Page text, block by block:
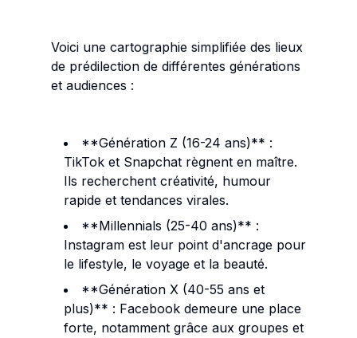
Voici une cartographie simplifiée des lieux
de prédilection de différentes générations
et audiences :
**Génération Z (16-24 ans)** :
TikTok et Snapchat règnent en maître.
Ils recherchent créativité, humour
rapide et tendances virales.
**Millennials (25-40 ans)** :
Instagram est leur point d'ancrage pour
le lifestyle, le voyage et la beauté.
**Génération X (40-55 ans et
plus)** : Facebook demeure une place
forte, notamment grâce aux groupes et